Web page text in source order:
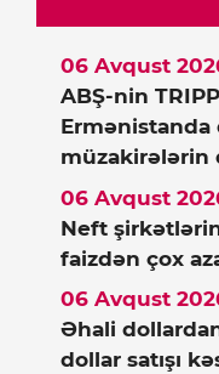
ABŞ-nin
Ermənistanda
müzakirələrin
06 Avqust
Neft
faizdən çox
06 Avqust
Əhali
dollar satışı
06 Avqust